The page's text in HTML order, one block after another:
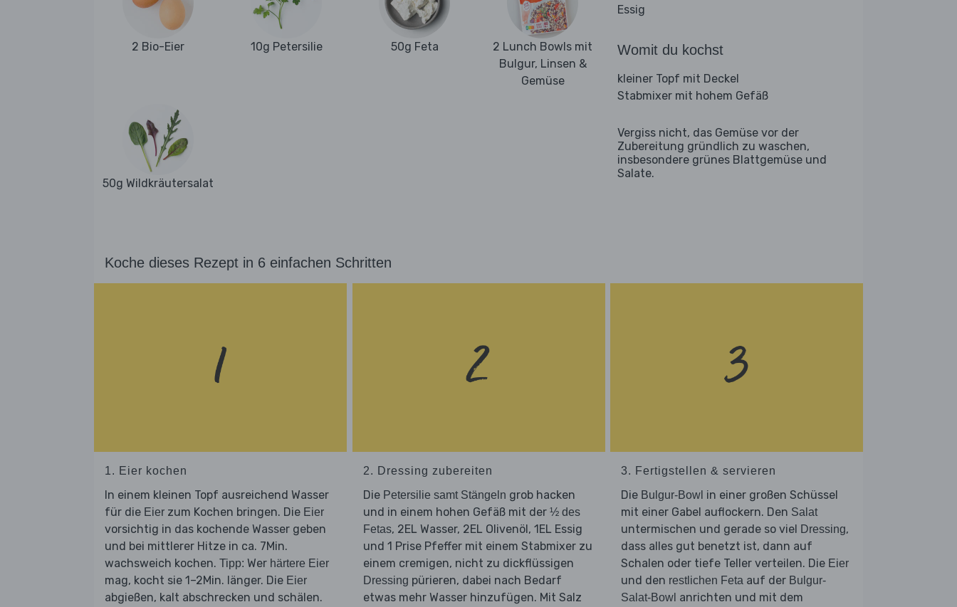
2 Bio-Eier 10g Petersilie 50g Feta
2 Lunch Bowls mit
Bulgur, Linsen &
Gemüse
50g Wildkräutersalat
Essig
Womit du kochst
kleiner Topf mit Deckel
Stabmixer mit hohem Gefäß
Vergiss nicht, das Gemüse vor der
Zubereitung gründlich zu waschen,
insbesondere grünes Blattgemüse und
Salate.
Koche dieses Rezept in 6 einfachen Schritten
1. Eier kochen
In einem kleinen Topf ausreichend Wasser
für die Eier zum Kochen bringen. Die Eier
vorsichtig in das kochende Wasser geben
und bei mittlerer Hitze in ca. 7Min.
wachsweich kochen. Tipp: Wer härtere Eier
mag, kocht sie 1–2Min. länger. Die Eier
abgießen, kalt abschrecken und schälen.
2. Dressing zubereiten
Die Petersilie samt Stängeln grob hacken
und in einem hohen Gefäß mit der ½ des
Fetas, 2EL Wasser, 2EL Olivenöl, 1EL Essig
und 1 Prise Pfeffer mit einem Stabmixer zu
einem cremigen, nicht zu dickflüssigen
Dressing pürieren, dabei nach Bedarf
etwas mehr Wasser hinzufügen. Mit Salz
3. Fertigstellen & servieren
Die Bulgur-Bowl in einer großen Schüssel
mit einer Gabel auflockern. Den Salat
untermischen und gerade so viel Dressing,
dass alles gut benetzt ist, dann auf
Schalen oder tiefe Teller verteilen. Die Eier
und den restlichen Feta auf der Bulgur-
Salat-Bowl anrichten und mit dem